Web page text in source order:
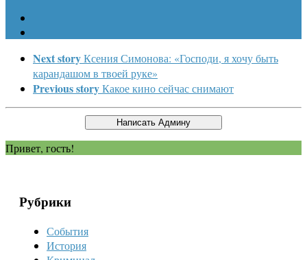
Next storyКсения Симонова: «Господи, я хочу быть
карандашом в твоей руке»
Previous storyКакое кино сейчас снимают
Привет, гость!
Рубрики
События
История